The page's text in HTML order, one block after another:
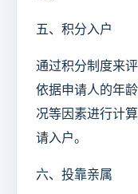
五、积分入户
通过积分制度来
依据申请人的年
况等因素进行计
请入户。
六、投靠亲属